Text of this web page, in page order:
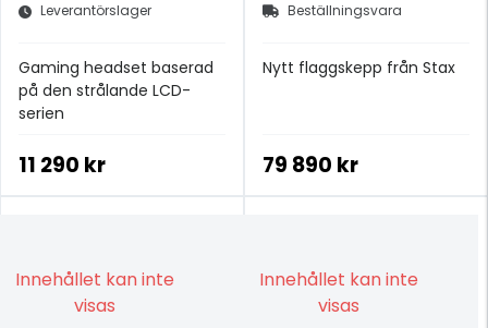
Leverantörslager
Gaming headset baserad
på den strålande LCD-
serien
11 290 kr
Beställningsvara
Nytt flaggskepp från Stax
79 890 kr
Innehållet kan inte
visas
Innehållet kan inte
visas